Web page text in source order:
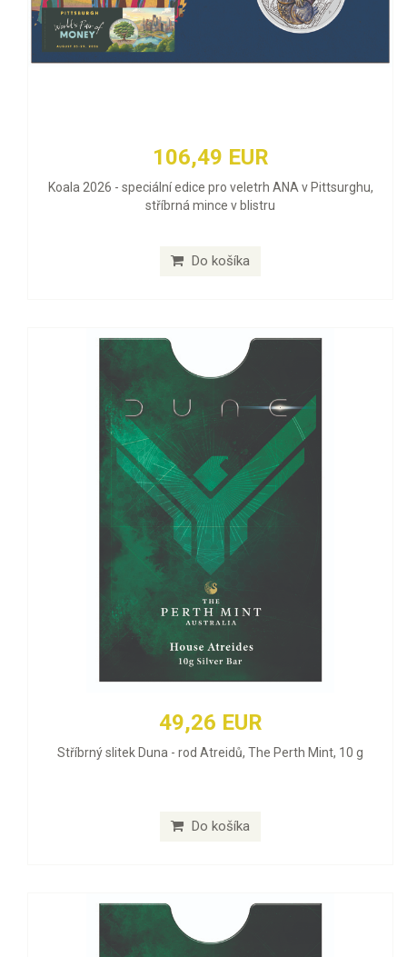
106,49 EUR
Koala 2026 - speciální edice pro veletrh ANA v Pittsurghu,
stříbrná mince v blistru
Do košíka
49,26 EUR
Stříbrný slitek Duna - rod Atreidů, The Perth Mint, 10 g
Do košíka